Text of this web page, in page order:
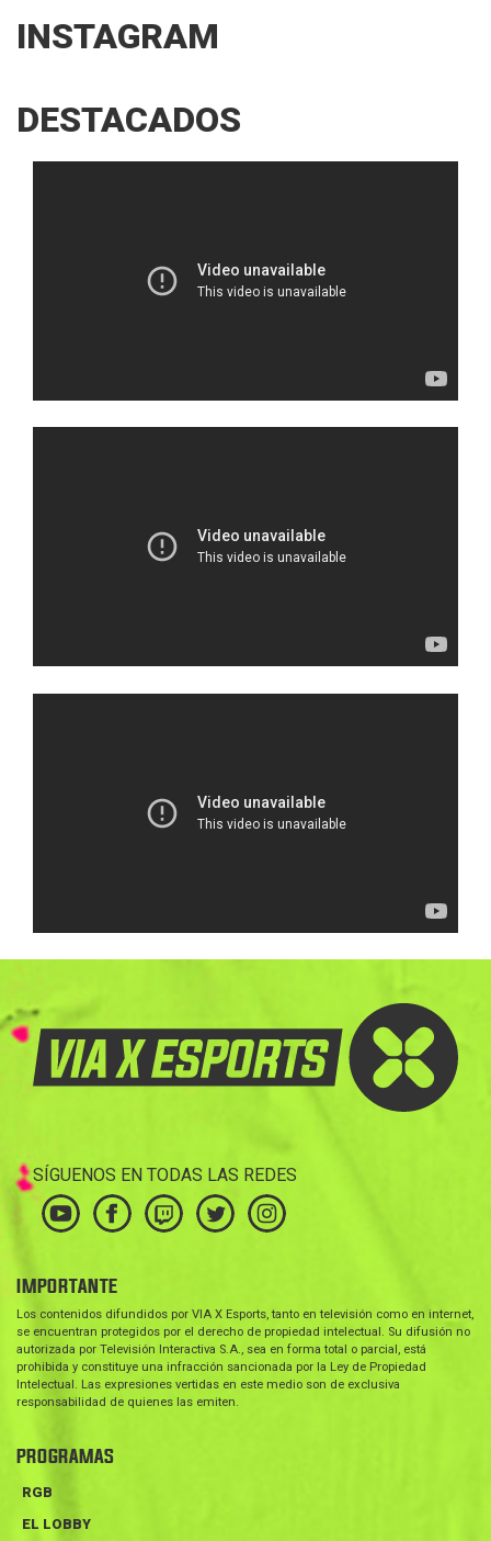
INSTAGRAM
DESTACADOS
SÍGUENOS EN TODAS LAS REDES
IMPORTANTE
Los contenidos difundidos por VIA X Esports, tanto en televisión como en internet,
se encuentran protegidos por el derecho de propiedad intelectual. Su difusión no
autorizada por Televisión Interactiva S.A., sea en forma total o parcial, está
prohibida y constituye una infracción sancionada por la Ley de Propiedad
Intelectual. Las expresiones vertidas en este medio son de exclusiva
responsabilidad de quienes las emiten.
PROGRAMAS
RGB
EL LOBBY